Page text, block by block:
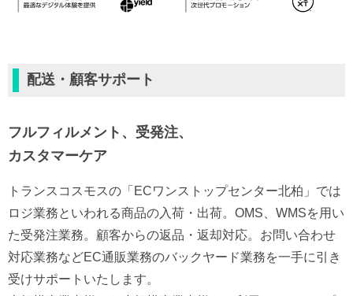
配送・顧客サポート
フルフィルメント、受発注、
カスタマーケア
トランスコスモスの「ECワンストップセンター北柏」では
ロジ業務といわれる商品の入荷・出荷。OMS、WMSを用い
た受発注業務。顧客からの返品・返却対応。お問い合わせ
対応業務などEC通販業務のバックヤード業務を一手に引き
受けサポートいたします。